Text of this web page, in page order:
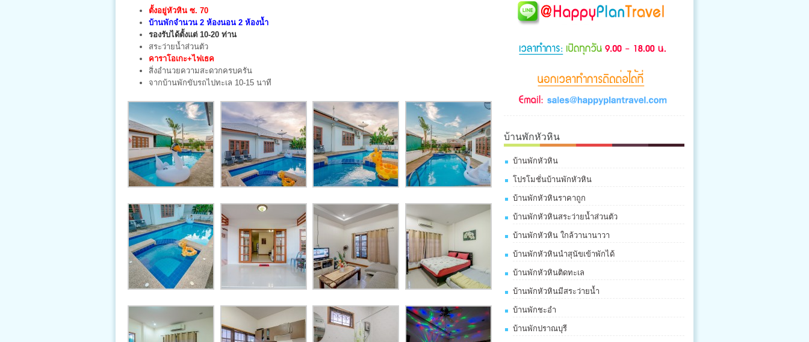
ตั้งอยู่หัวหิน ซ. 70
บ้านพักจำนวน 2 ห้องนอน 2 ห้องน้ำ
รองรับได้ตั้งแต่ 10-20 ท่าน
สระว่ายน้ำส่วนตัว
คาราโอเกะ+ไฟเธค
สิ่งอำนวยความสะดวกครบครัน
จากบ้านพักขับรถไปทะเล 10-15 นาที
บ้านพักหัวหิน
บ้านพักหัวหิน
โปรโมชั่นบ้านพักหัวหิน
บ้านพักหัวหินราคาถูก
บ้านพักหัวหินสระว่ายน้ำส่วนตัว
บ้านพักหัวหิน ใกล้วานานาวา
บ้านพักหัวหินนำสุนัขเข้าพักได้
บ้านพักหัวหินติดทะเล
บ้านพักหัวหินมีสระว่ายน้ำ
บ้านพักชะอำ
บ้านพักปราณบุรี